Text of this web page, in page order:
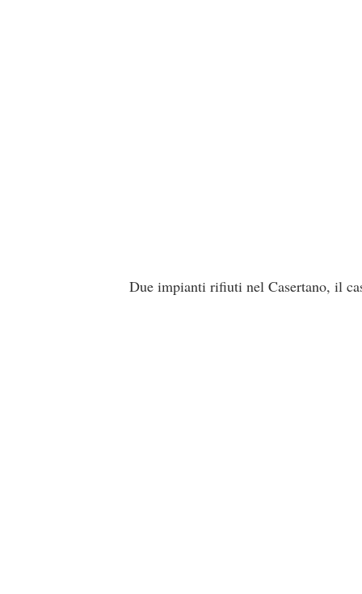
Due impianti rifiuti nel Casertano, il